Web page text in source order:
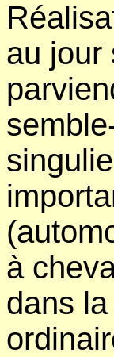
au jour
à
dans